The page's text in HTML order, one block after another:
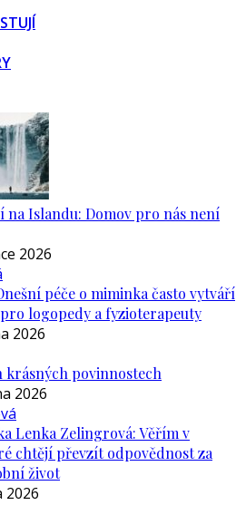
na Islandu: Domov pro nás není
2026
péče o miminka často vytváří
logopedy a fyzioterapeuty
2026
krásných povinnostech
2026
Lenka Zelingrová: Věřím v
chtějí převzít odpovědnost za
život
2026